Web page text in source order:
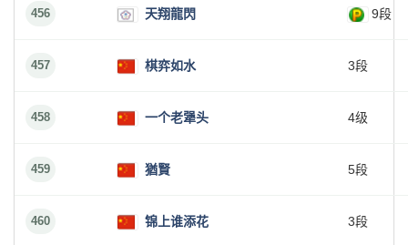
456 天翔龍閃 9段
457 棋弈如水 3段
458 一个老犟头 4级
459 猶賢 5段
460 锦上谁添花 3段